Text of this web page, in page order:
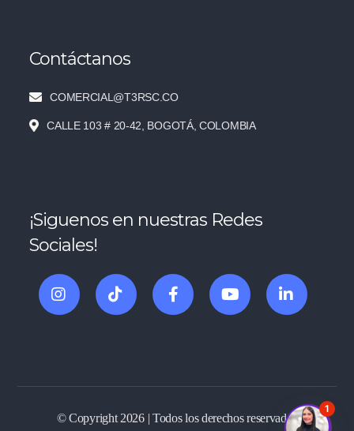
Contáctanos
COMERCIAL@T3RSC.CO
CALLE 103 # 20-42, BOGOTÁ, COLOMBIA
¡Siguenos en nuestras Redes
Sociales!
© Copyright 2026 | Todos los derechos reservados
1